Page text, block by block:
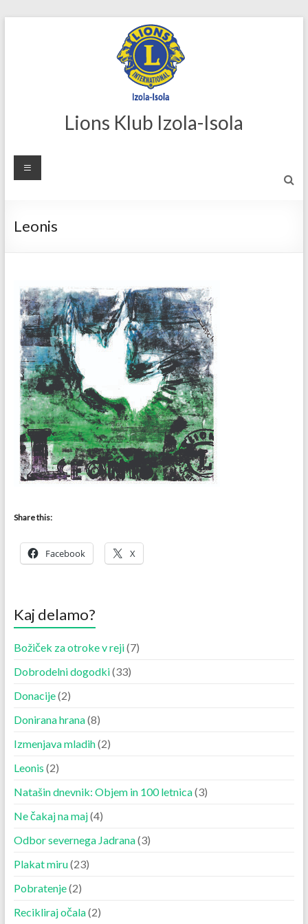
Lions Klub Izola-Isola
Leonis
Share this:
Facebook X
Kaj delamo?
Božiček za otroke v reji(7)
Dobrodelni dogodki(33)
Donacije(2)
Donirana hrana(8)
Izmenjava mladih(2)
Leonis (2)
Natašin dnevnik: Objem in 100 letnica(3)
Ne čakaj na maj(4)
Odbor severnega Jadrana(3)
Plakat miru(23)
Pobratenje(2)
Recikliraj očala(2)